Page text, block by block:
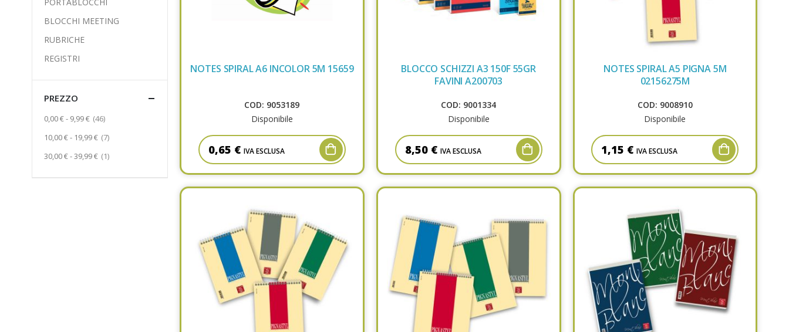
NOTES SPIRAL A6 INCOLOR 5M 15659
COD: 9053189
Disponibile
0,65 € IVA ESCLUSA
BLOCCO SCHIZZI A3 150F 55GR
FAVINI A200703
COD: 9001334
Disponibile
8,50 € IVA ESCLUSA
NOTES SPIRAL A5 PIGNA 5M
02156275M
COD: 9008910
Disponibile
1,15 € IVA ESCLUSA
BLOCCHI MEETING
RUBRICHE
REGISTRI
PREZZO
0,00 €- 9,99 € 46Prodotto
10,00 €- 19,99 € 7Prodotto
30,00 €-39,99 € 1Prodotto